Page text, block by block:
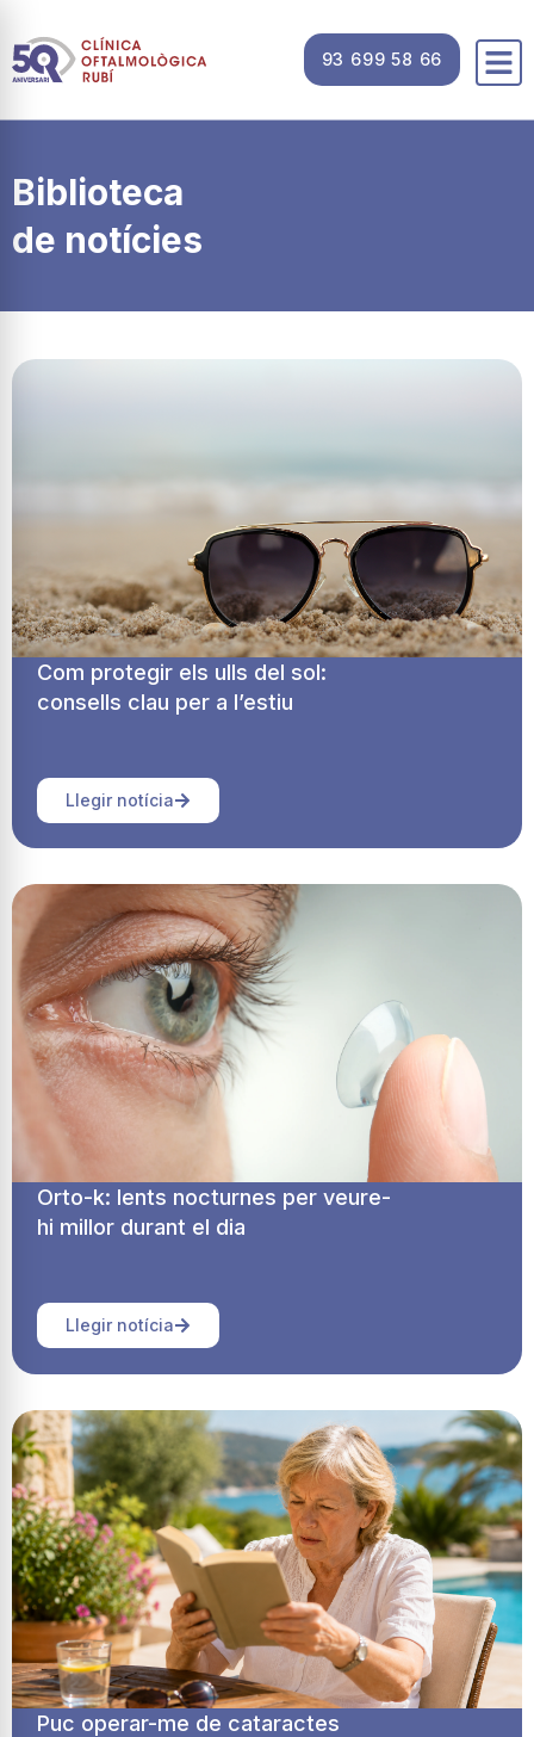
93 699 58 66
Biblioteca
de notícies
Com protegir els ulls del sol:
consells clau per a l’estiu
Llegir notícia
Orto-k: lents nocturnes per veure-
hi millor durant el dia
Llegir notícia
Puc operar-me de cataractes